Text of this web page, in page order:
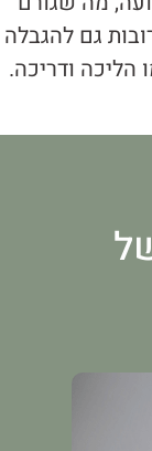
גם להגבלה
הליכה ודריכה.